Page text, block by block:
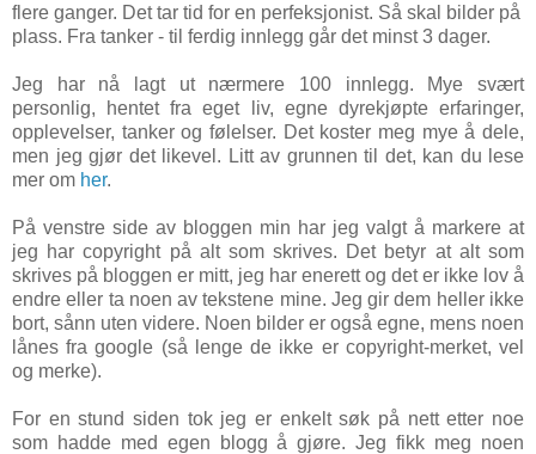
flere ganger. Det tar tid for en perfeksjonist. Så skal bilder på
plass. Fra tanker - til ferdig innlegg går det minst 3 dager.
Jeg har nå lagt ut nærmere 100 innlegg. Mye svært
personlig, hentet fra eget liv, egne dyrekjøpte erfaringer,
opplevelser, tanker og følelser. Det koster meg mye å dele,
men jeg gjør det likevel. Litt av grunnen til det, kan du lese
mer om her.
På venstre side av bloggen min har jeg valgt å markere at
jeg har copyright på alt som skrives. Det betyr at alt som
skrives på bloggen er mitt, jeg har enerett og det er ikke lov å
endre eller ta noen av tekstene mine. Jeg gir dem heller ikke
bort, sånn uten videre. Noen bilder er også egne, mens noen
lånes fra google (så lenge de ikke er copyright-merket, vel
og merke).
For en stund siden tok jeg er enkelt søk på nett etter noe
som hadde med egen blogg å gjøre. Jeg fikk meg noen